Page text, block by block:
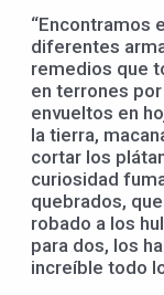
“Encontramos
diferentes
remedios que
en terrones
envueltos en
la tierra,
cortar los
curiosidad
quebrados,
robado a los
para dos, los
increíble todo